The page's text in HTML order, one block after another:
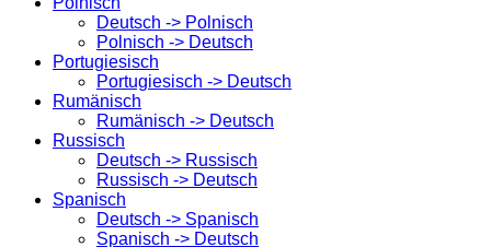
Deutsch -> Polnisch
Polnisch -> Deutsch
Portugiesisch
Portugiesisch -> Deutsch
Rumänisch
Rumänisch -> Deutsch
Russisch
Deutsch -> Russisch
Russisch -> Deutsch
Spanisch
Deutsch -> Spanisch
Spanisch -> Deutsch